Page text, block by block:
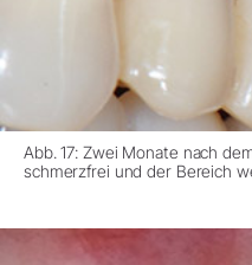
Abb. 17: Zwei Monate nach
schmerzfrei und der Bereich